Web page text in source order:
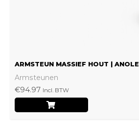
ARMSTEUN MASSIEF HOUT | ANOLE
Armsteunen
€94.97 Incl. BTW